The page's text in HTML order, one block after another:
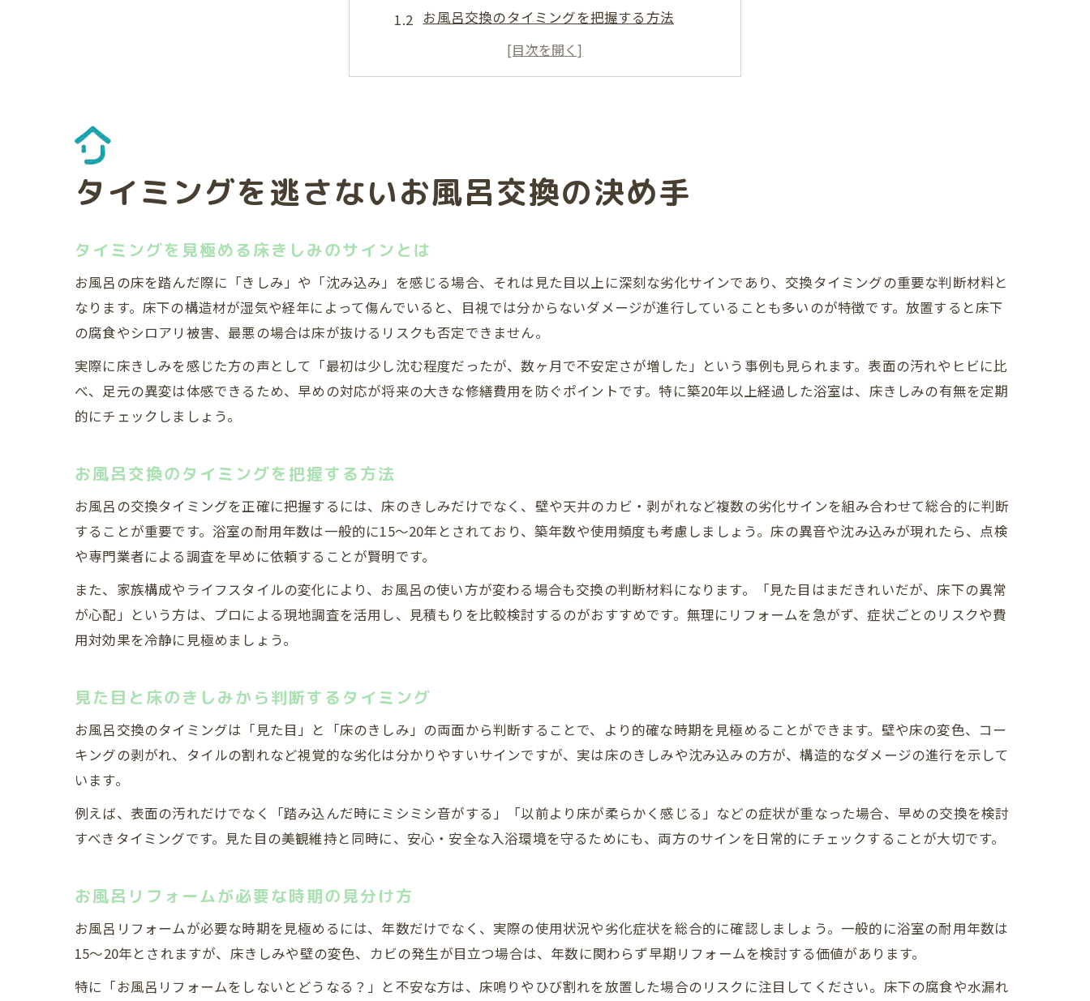
お風呂交換のタイミングを把握する方法
見た目と床のきしみから判断するタイミング
お風呂リフォームが必要な時期の見分け方
浴室床のきしみが交換タイミングの合図に
床鳴りが浴室リフォームのタイミングに直結
床のきしみで判断するリフォームの必要性
見た目だけで判断しない交換時期の見極め方
タイミングは見た目より床の変化で判断を
見た目の劣化と床きしみの両方に注目する理由
お風呂交換のタイミングは体感サイン重視で
タイミングを逃すリスクと修繕費用の関係
床のきしみ放置でお風呂寿命が縮む可能性
お風呂リフォームを怠ると起きる劣化症状
交換タイミングを外した場合の後悔例
タイミングを意識しないと費用が膨らむ理由
床鳴りが寿命や交換タイミングの判断材料に
新築でも起こる床きしみの理由と対策
寿命を延ばすためタイミングを逃さないコツ
将来後悔しないための賢いタイミング選び
タイミングを逃さないための見極め実践法
タイミングを意識した損しないリフォーム計画
床や壁の症状別タイミング判断の具体策
タイミングを逃さないお風呂交換の決め手
タイミングを見極める床きしみのサインとは
お風呂の床を踏んだ際に「きしみ」や「沈み込み」を感じる場合、それは見た目以上に深刻な劣化サインであり、交換タイミングの重要な判断材料と
なります。床下の構造材が湿気や経年によって傷んでいると、目視では分からないダメージが進行していることも多いのが特徴です。放置すると床下
の腐食やシロアリ被害、最悪の場合は床が抜けるリスクも否定できません。
実際に床きしみを感じた方の声として「最初は少し沈む程度だったが、数ヶ月で不安定さが増した」という事例も見られます。表面の汚れやヒビに比
べ、足元の異変は体感できるため、早めの対応が将来の大きな修繕費用を防ぐポイントです。特に築20年以上経過した浴室は、床きしみの有無を定期
的にチェックしましょう。
お風呂交換のタイミングを把握する方法
お風呂の交換タイミングを正確に把握するには、床のきしみだけでなく、壁や天井のカビ・剥がれなど複数の劣化サインを組み合わせて総合的に判断
することが重要です。浴室の耐用年数は一般的に15〜20年とされており、築年数や使用頻度も考慮しましょう。床の異音や沈み込みが現れたら、点検
や専門業者による調査を早めに依頼することが賢明です。
また、家族構成やライフスタイルの変化により、お風呂の使い方が変わる場合も交換の判断材料になります。「見た目はまだきれいだが、床下の異常
が心配」という方は、プロによる現地調査を活用し、見積もりを比較検討するのがおすすめです。無理にリフォームを急がず、症状ごとのリスクや費
用対効果を冷静に見極めましょう。
見た目と床のきしみから判断するタイミング
お風呂交換のタイミングは「見た目」と「床のきしみ」の両面から判断することで、より的確な時期を見極めることができます。壁や床の変色、コー
キングの剥がれ、タイルの割れなど視覚的な劣化は分かりやすいサインですが、実は床のきしみや沈み込みの方が、構造的なダメージの進行を示して
います。
例えば、表面の汚れだけでなく「踏み込んだ時にミシミシ音がする」「以前より床が柔らかく感じる」などの症状が重なった場合、早めの交換を検討
すべきタイミングです。見た目の美観維持と同時に、安心・安全な入浴環境を守るためにも、両方のサインを日常的にチェックすることが大切です。
お風呂リフォームが必要な時期の見分け方
お風呂リフォームが必要な時期を見極めるには、年数だけでなく、実際の使用状況や劣化症状を総合的に確認しましょう。一般的に浴室の耐用年数は
15〜20年とされますが、床きしみや壁の変色、カビの発生が目立つ場合は、年数に関わらず早期リフォームを検討する価値があります。
特に「お風呂リフォームをしないとどうなる？」と不安な方は、床鳴りやひび割れを放置した場合のリスクに注目してください。床下の腐食や水漏れ
無料お見積りはこちら
無料お見積りはこちら